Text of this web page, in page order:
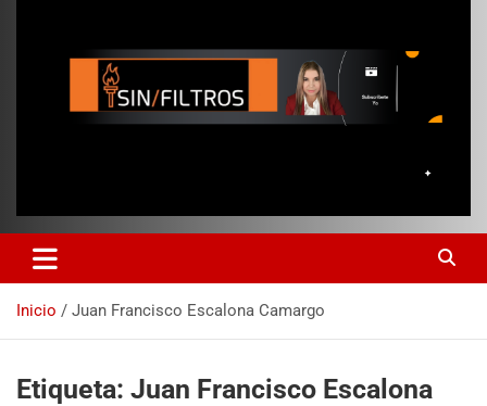
Inicio Juan Francisco Escalona Camargo
Etiqueta: Juan Francisco Escalona